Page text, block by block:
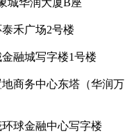
禾广场2号楼
融城写字楼1号楼
地商务中心东塔（华润万
环球金融中心写字楼